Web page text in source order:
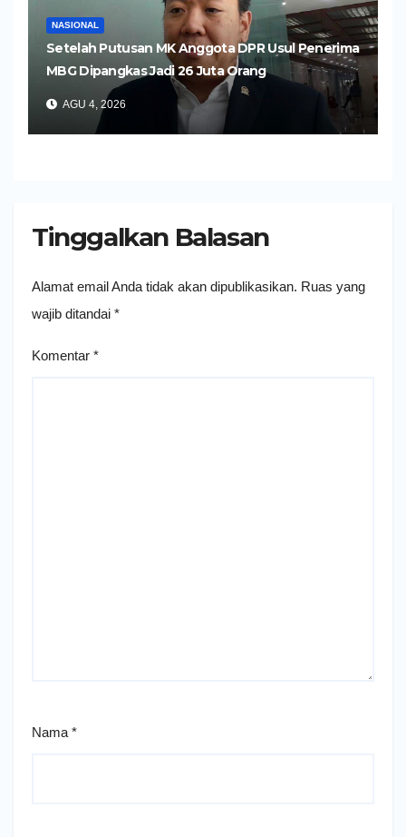
NASIONAL
Setelah Putusan MK Anggota DPR Usul Penerima
MBG Dipangkas Jadi 26 Juta Orang
AGU 4, 2026
Tinggalkan Balasan
Alamat email Anda tidak akan dipublikasikan. Ruas yang
wajib ditandai *
Komentar *
Nama *